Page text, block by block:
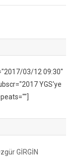
03/12 09:30"
YGS'ye
GİRGİN